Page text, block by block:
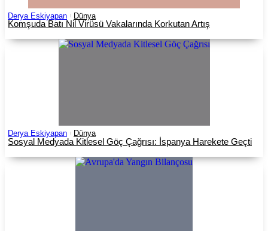
Derya Eskiyapan Dünya
Komşuda Batı Nil Virüsü Vakalarında Korkutan Artış
Derya Eskiyapan Dünya
Sosyal Medyada Kitlesel Göç Çağrısı: İspanya Harekete Geçti